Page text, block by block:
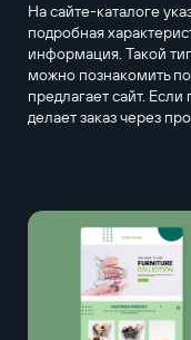
На сайте-каталоге
подробная
информация. Такой
можно познакомить
предлагает сайт. Если
делает заказ через